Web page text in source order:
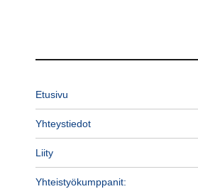
Etusivu
Yhteystiedot
Liity
Yhteistyökumppanit: